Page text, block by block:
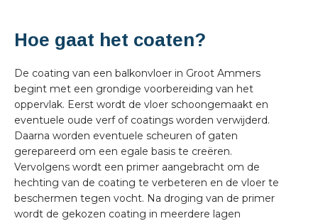
Hoe gaat het coaten?
De coating van een balkonvloer in Groot Ammers
begint met een grondige voorbereiding van het
oppervlak. Eerst wordt de vloer schoongemaakt en
eventuele oude verf of coatings worden verwijderd.
Daarna worden eventuele scheuren of gaten
gerepareerd om een egale basis te creëren.
Vervolgens wordt een primer aangebracht om de
hechting van de coating te verbeteren en de vloer te
beschermen tegen vocht. Na droging van de primer
wordt de gekozen coating in meerdere lagen